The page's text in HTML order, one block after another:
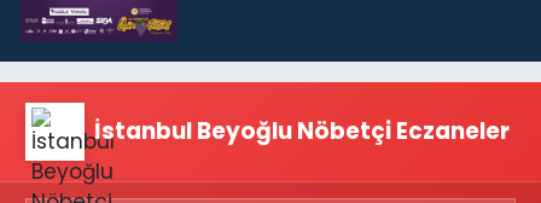
İstanbul Beyoğlu Nöbetçi Eczaneler